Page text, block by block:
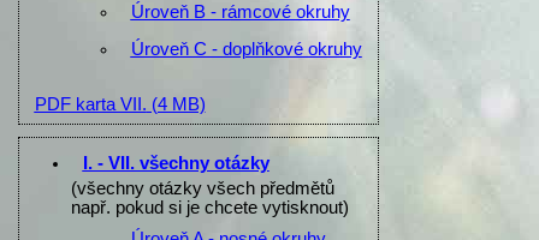
Úroveň B - rámcové okruhy
Úroveň C - doplňkové okruhy
PDF karta VII. (4 MB)
I. - VII. všechny otázky
(všechny otázky všech předmětů
např. pokud si je chcete vytisknout)